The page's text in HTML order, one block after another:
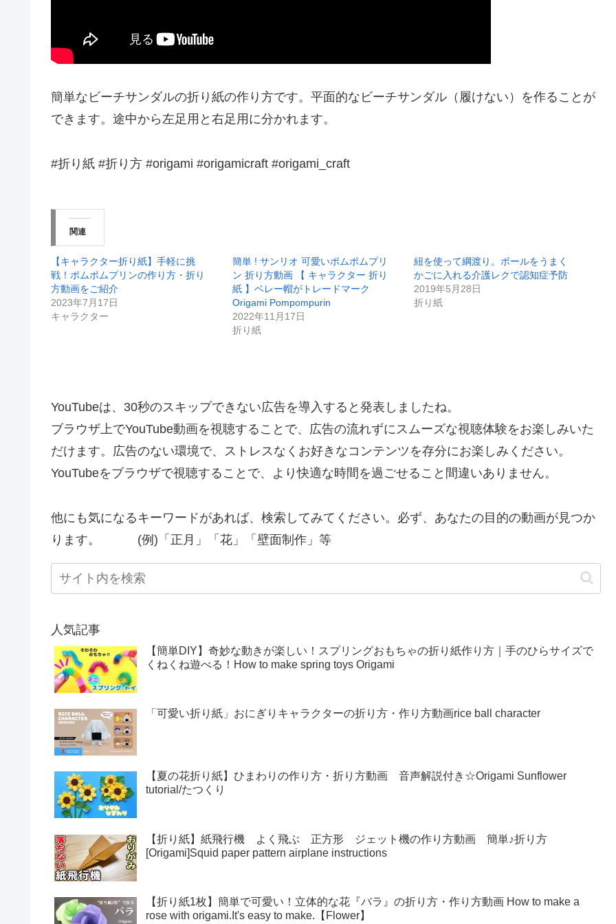
簡単なビーチサンダルの折り紙の作り方です。平面的なビーチサンダル（履けない）を作ることが
できます。途中から左足用と右足用に分かれます。
#折り紙 #折り方 #origami #origamicraft #origami_craft
関連
【キャラクター折り紙】手軽に挑
戦！ポムポムプリンの作り方・折り
方動画をご紹介
2023年7月17日
キャラクター
簡単 ! サンリオ 可愛いポムポムプリ
ン 折り方動画 【 キャラクター 折り
紙 】ベレー帽がトレードマーク
Origami Pompompurin
2022年11月17日
折り紙
紐を使って綱渡り。ボールをうまく
かごに入れる介護レクで認知症予防
2019年5月28日
折り紙
YouTubeは、30秒のスキップできない広告を導入すると発表しましたね。
ブラウザ上でYouTube動画を視聴することで、広告の流れずにスムーズな視聴体験をお楽しみいた
だけます。広告のない環境で、ストレスなくお好きなコンテンツを存分にお楽しみください。
YouTubeをブラウザで視聴することで、より快適な時間を過ごせること間違いありません。
他にも気になるキーワードがあれば、検索してみてください。必ず、あなたの目的の動画が見つか
ります。 (例)「正月」「花」「壁面制作」等
人気記事
【簡単DIY】奇妙な動きが楽しい！スプリングおもちゃの折り紙作り方｜手のひらサイズで
くねくね遊べる！How to make spring toys Origami
「可愛い折り紙」おにぎりキャラクターの折り方・作り方動画rice ball character
【夏の花折り紙】ひまわりの作り方・折り方動画 音声解説付き☆Origami Sunflower
tutorial/たつくり
【折り紙】紙飛行機 よく飛ぶ 正方形 ジェット機の作り方動画 簡単♪折り方
[Origami]Squid paper pattern airplane instructions
【折り紙1枚】簡単で可愛い！立体的な花『バラ』の折り方・作り方動画 How to make a
rose with origami.It's easy to make.【Flower】